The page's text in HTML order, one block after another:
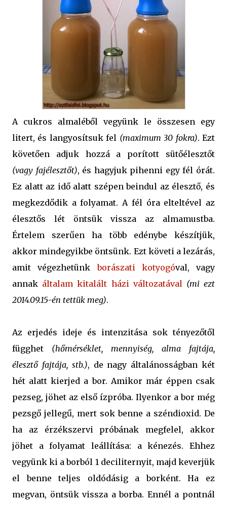
A cukros almaléből vegyünk le összesen egy
litert, és langyosítsuk fel (maximum 30 fokra). Ezt
követően adjuk hozzá a porított sütőélesztőt
(vagy fajélesztőt), és hagyjuk pihenni egy fél órát.
Ez alatt az idő alatt szépen beindul az élesztő, és
megkezdődik a folyamat. A fél óra elteltével az
élesztős lét öntsük vissza az almamustba.
Értelem szerűen ha több edénybe készítjük,
akkor mindegyikbe öntsünk. Ezt követi a lezárás,
amit végezhetünkborászati kotyogóval, vagy
annak általam kitalált házi változatával (mi ezt
2014.09.15-én tettük meg).
Az erjedés ideje és intenzitása sok tényezőtől
függhet (hőmérséklet, mennyiség, alma fajtája,
élesztő fajtája, stb.), de nagy általánosságban két
hét alatt kierjed a bor. Amikor már éppen csak
pezseg, jöhet az első ízpróba. Ilyenkor a bor még
pezsgő jellegű, mert sok benne a széndioxid. De
ha az érzékszervi próbának megfelel, akkor
jöhet a folyamat leállítása: a kénezés. Ehhez
vegyünk ki a borból 1 deciliternyit, majd keverjük
el benne teljes oldódásig a borként. Ha ez
megvan, öntsük vissza a borba. Ennél a pontnál